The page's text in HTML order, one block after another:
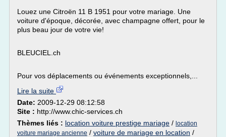
Louez une Citroën 11 B 1951 pour votre mariage. Une
voiture d'époque, décorée, avec champagne offert, pour le
plus beau jour de votre vie!
BLEUCIEL.ch
Pour vos déplacements ou événements exceptionnels,...
Lire la suite
Date: 2009-12-29 08:12:58
Site : http://www.chic-services.ch
Thèmes liés : location voiture prestige mariage / location
voiture mariage ancienne / voiture de mariage en location /